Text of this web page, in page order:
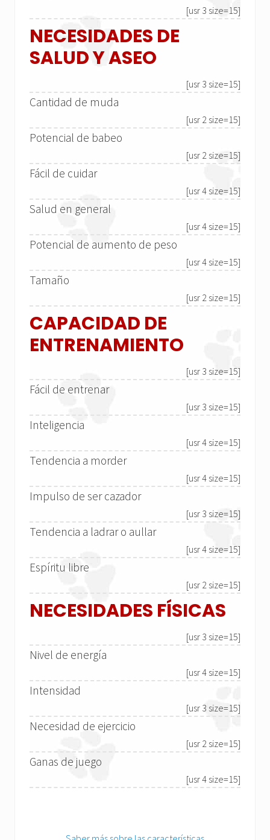
[usr 3 size=15]
NECESIDADES DE
SALUD Y ASEO
[usr 3 size=15]
Cantidad de muda
[usr 2 size=15]
Potencial de babeo
[usr 2 size=15]
Fácil de cuidar
[usr 4 size=15]
Salud en general
[usr 4 size=15]
Potencial de aumento de peso
[usr 4 size=15]
Tamaño
[usr 2 size=15]
CAPACIDAD DE
ENTRENAMIENTO
[usr 3 size=15]
Fácil de entrenar
[usr 3 size=15]
Inteligencia
[usr 4 size=15]
Tendencia a morder
[usr 4 size=15]
Impulso de ser cazador
[usr 3 size=15]
Tendencia a ladrar o aullar
[usr 4 size=15]
Espíritu libre
[usr 2 size=15]
NECESIDADES FÍSICAS
[usr 3 size=15]
Nivel de energía
[usr 4 size=15]
Intensidad
[usr 3 size=15]
Necesidad de ejercicio
[usr 2 size=15]
Ganas de juego
[usr 4 size=15]